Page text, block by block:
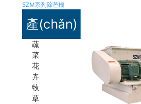
小麥種子成套加工設(shè)備
大豆種子成套加工設(shè)備
5XZ-V系列比重式精選機
6SXZ系列蔬菜種子色選機
6SXL系列蔬菜種子色選機
5XZ系列比重式精選機
5XD系列風(fēng)篩式清選機
6SXM系列光選機
初選加工
5YC系列圓筒式預(yù)清機
5PC系列平面式預(yù)清機
特殊分選
5YF系列圓筒分級機
包衣、丸?；?/a>
水稻加工線
小麥加工線
玉米種子加工線
關(guān)于我們
公司簡介
企業(yè)文化
榮譽資質(zhì)
新聞中心
公司新聞
行業(yè)資訊
聯(lián)系我們
聯(lián)系方式
5ZM系列除芒機
產(chǎn)
品中心
蔬
菜
花
卉
牧
草